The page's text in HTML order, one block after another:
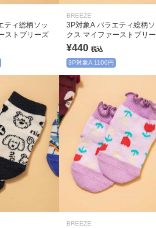
ティ総柄ソッ
ストブリーズ
BREEZE
3P対象A バラエティ総柄ソ
クス マイファーストブリ
¥440 税込
3P対象A 1100円
BREEZE